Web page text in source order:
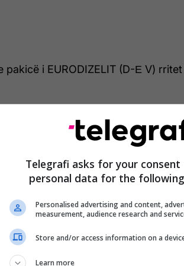
pakicë i EURODIZELIT (D-Е V)
pakicë i Мazutit М-1 SU rritet për
den/kg
ora 00:01 çmimet maksimale të
- 95 do të shitet për 85,00 (denarë/
BS - 98 do të shitet për
Telegrafi asks for your
personal data for the
Personalised advertising and content,
measurement, audience research and
Store and/or access information on a
Learn more